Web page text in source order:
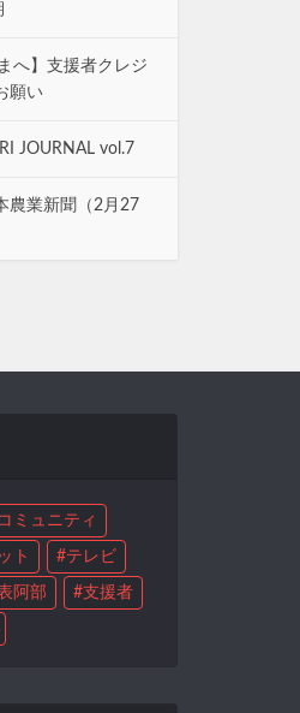
へ】支援者クレジ
願い
JOURNAL vol.7
農業新聞（2月27
コミュニティ
ト テレビ
阿部 支援者